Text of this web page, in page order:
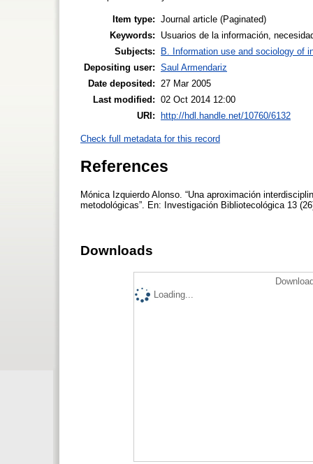
Item type: Journal article (Paginated)
Keywords:
Usuarios de la información,
Subjects:
B. Information use and sociology of
Depositing user: Saul Armendariz
Date deposited:
27 Mar 2005
Last modified: 02 Oct 2014 12:00
URI:
http://hdl.handle.net/10760/6132
Check full metadata for this record
References
Mónica Izquierdo Alonso. “Una aproximación
metodológicas”. En: Investigación Bibliotecológica 13
Downloads
Loading...